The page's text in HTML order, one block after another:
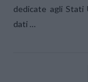
dedicate agli Stati
dati …